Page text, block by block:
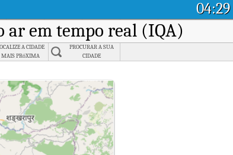
04:29
ar em tempo real (IQA)
A CIDADE
MAIS PRóXIMA
PROCURAR A SUA
CIDADE